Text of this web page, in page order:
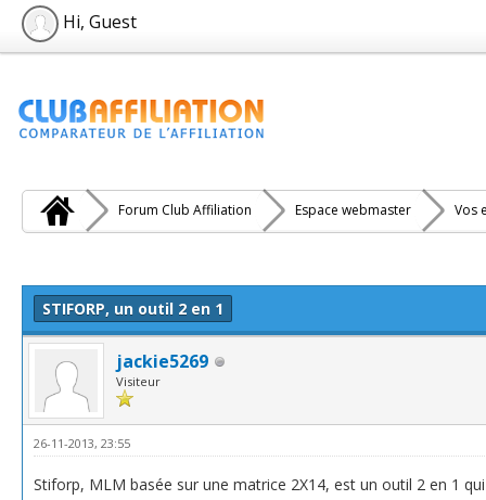
Hi, Guest
Forum Club Affiliation Espace webmaster Vos
STIFORP, un outil 2 en 1
jackie5269
Visiteur
26-11-2013, 23:55
Stiforp, MLM basée sur une matrice 2X14, est un outil 2 en 1